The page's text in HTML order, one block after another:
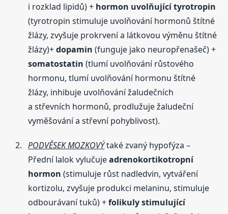
i rozklad lipidů) + hormon uvolňující tyrotropin
(tyrotropin stimuluje uvolňování hormonů štítné
žlázy, zvyšuje prokrvení a látkovou výměnu štítné
žlázy)+dopamin (funguje jako neuropřenašeč) +
somatostatin (tlumí uvolňování růstového
hormonu, tlumí uvolňování hormonu štítné
žlázy, inhibuje uvolňování žaludečních
a střevních hormonů, prodlužuje žaludeční
vyměšování a střevní pohyblivost).
PODVĚSEK MOZKOVÝtaké zvaný hypofýza –
Přední lalok vylučujeadrenokortikotropní
hormon (stimuluje růst nadledvin, vytváření
kortizolu, zvyšuje produkci melaninu, stimuluje
odbourávaní tuků) +folikuly stimulující